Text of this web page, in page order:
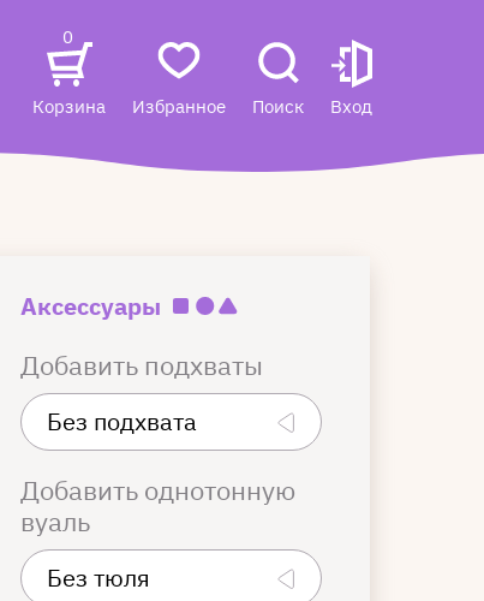
0
Корзина Избранное Поиск Вход
Аксессуары
Добавить подхваты
Добавить однотонную
вуаль